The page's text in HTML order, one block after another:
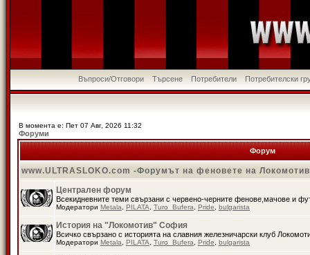
Въпроси/Отговори Търсене Потребители Потребителски
В момента е: Пет 07 Авг, 2026 11:32
Форуми
Форум
www.ULTRASLOKO.com -Форумът на феновете на
Централен форум
Всекидневните теми свързани с червено-черните фенове,мачове и
Модератори Metala PILATA Turo_Bufera Pride bulgarista
История на "Локомотив" София
Всичко свързано с историята на славния железничарски клуб
Модератори Metala PILATA Turo_Bufera Pride bulgarista